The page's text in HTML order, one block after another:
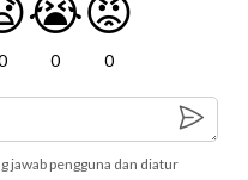
0 0
jawab pengguna dan diatur